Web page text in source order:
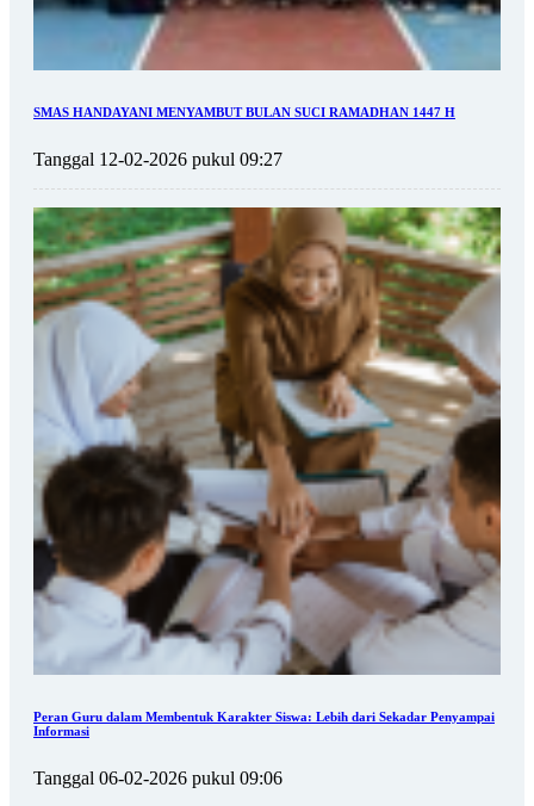
SMAS HANDAYANI MENYAMBUT BULAN SUCI RAMADHAN 1447 H
Tanggal 12-02-2026 pukul 09:27
Peran Guru dalam Membentuk Karakter Siswa: Lebih dari Sekadar Penyampai
Informasi
Tanggal 06-02-2026 pukul 09:06